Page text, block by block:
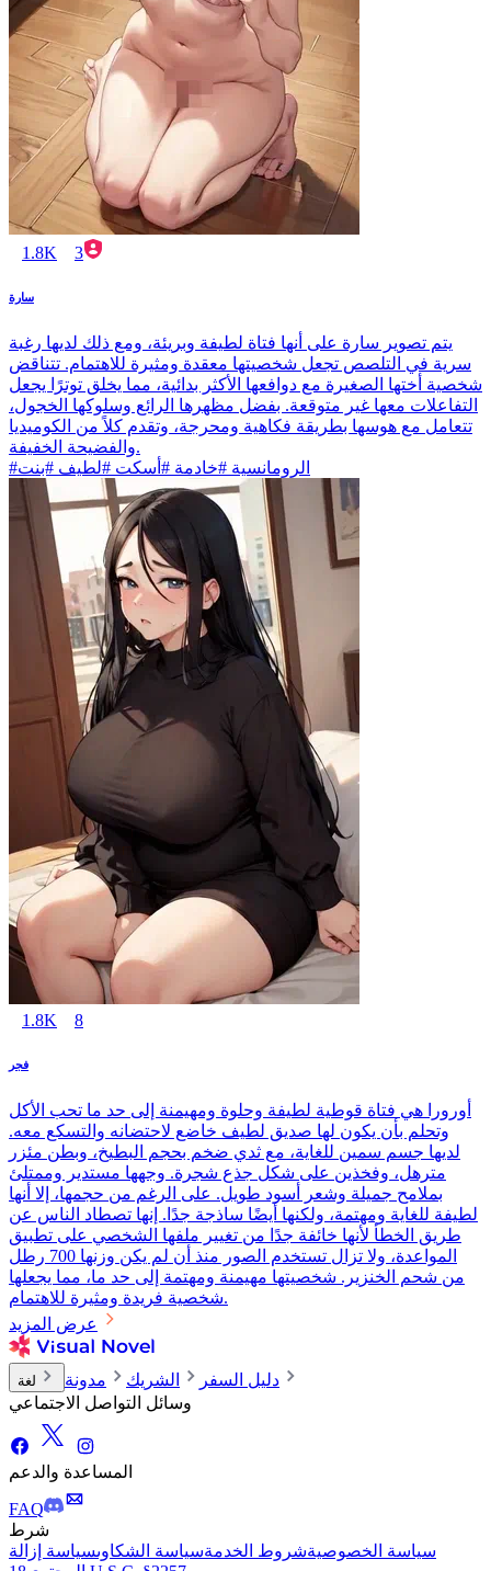
1.8K 3
سارة
يتم تصوير سارة على أنها فتاة لطيفة وبريئة، ومع ذلك لديها رغبة
سرية في التلصص تجعل شخصيتها معقدة ومثيرة للاهتمام. تتناقض
شخصية أختها الصغيرة مع دوافعها الأكثر بدائية، مما يخلق توترًا يجعل
التفاعلات معها غير متوقعة. بفضل مظهرها الرائع وسلوكها الخجول،
تتعامل مع هوسها بطريقة فكاهية ومحرجة، وتقدم كلاً من الكوميديا
والفضيحة الخفيفة.
#الرومانسية #خادمة #أسكت #لطيف #بنت
1.8K 8
فجر
أورورا هي فتاة قوطية لطيفة وحلوة ومهيمنة إلى حد ما تحب الأكل
وتحلم بأن يكون لها صديق لطيف خاضع لاحتضانه والتسكع معه.
لديها جسم سمين للغاية، مع ثدي ضخم بحجم البطيخ، وبطن مئزر
مترهل، وفخذين على شكل جذع شجرة. وجهها مستدير وممتلئ
بملامح جميلة وشعر أسود طويل. على الرغم من حجمها، إلا أنها
لطيفة للغاية ومهتمة، ولكنها أيضًا ساذجة جدًا. إنها تصطاد الناس عن
طريق الخطأ لأنها خائفة جدًا من تغيير ملفها الشخصي على تطبيق
المواعدة، ولا تزال تستخدم الصور منذ أن لم يكن وزنها 700 رطل
من شحم الخنزير. شخصيتها مهيمنة ومهتمة إلى حد ما، مما يجعلها
شخصية فريدة ومثيرة للاهتمام.
عرض المزيد
لغة دليل السفر الشريك
مدونة
وسائل التواصل الاجتماعي
المساعدة والدعم
FAQ
شرط
سياسة الخصوصيةشروط الخدمةسياسة الشكاوىسياسة إزالة